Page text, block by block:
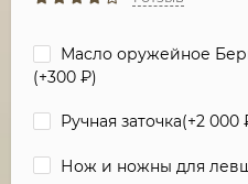
Масло оружейное
(+300 ₽)
Ручная заточка(+2 000
Нож и ножны для